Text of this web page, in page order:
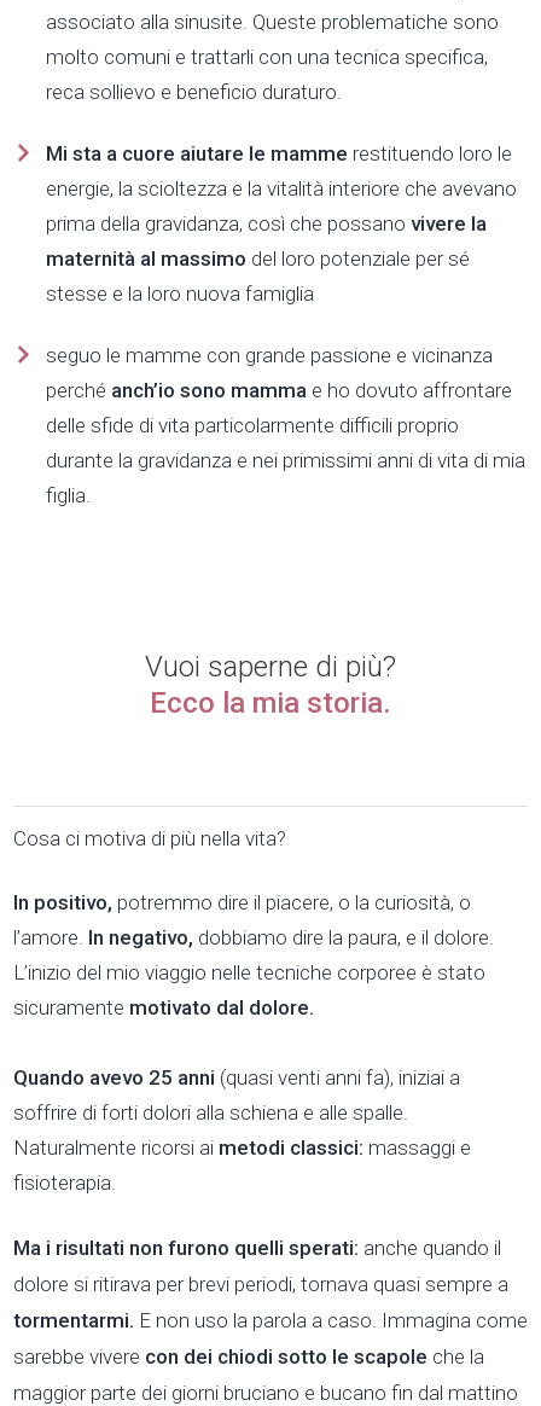
associato alla sinusite. Queste problematiche sono
molto comuni e trattarli con una tecnica specifica,
reca sollievo e beneficio duraturo.
Mi sta a cuore aiutare le mamme restituendo loro le
energie, la scioltezza e la vitalità interiore che avevano
prima della gravidanza, così che possano vivere la
maternità al massimo del loro potenziale per sé
stesse e la loro nuova famiglia
seguo le mamme con grande passione e vicinanza
perché anch’io sono mamma e ho dovuto affrontare
delle sfide di vita particolarmente difficili proprio
durante la gravidanza e nei primissimi anni di vita di mia
figlia.
Vuoi saperne di più?
Ecco la mia storia.
Cosa ci motiva di più nella vita?
In positivo, potremmo dire il piacere, o la curiosità, o
l’amore. In negativo, dobbiamo dire la paura, e il dolore.
L’inizio del mio viaggio nelle tecniche corporee è stato
sicuramente motivato dal dolore.
Quando avevo 25 anni (quasi venti anni fa), iniziai a
soffrire di forti dolori alla schiena e alle spalle.
Naturalmente ricorsi ai metodi classici: massaggi e
fisioterapia.
Ma i risultati non furono quelli sperati: anche quando il
dolore si ritirava per brevi periodi, tornava quasi sempre a
tormentarmi. E non uso la parola a caso. Immagina come
sarebbe vivere con dei chiodi sotto le scapole che la
maggior parte dei giorni bruciano e bucano fin dal mattino